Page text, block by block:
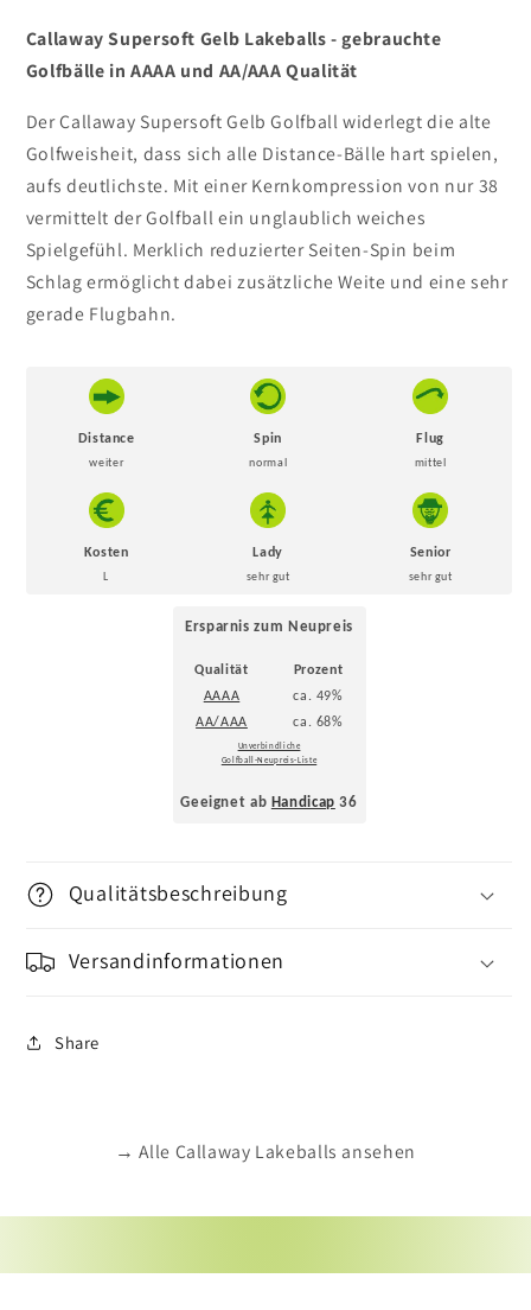
Gelb
-
/
Lakeballs
Gelb
-
/
Lakeballs
Callaway Supersoft Gelb Lakeballs - gebrauchte
Golfbälle in AAAA und AA/AAA Qualität
Der Callaway Supersoft Gelb Golfball widerlegt die alte
Golfweisheit, dass sich alle Distance-Bälle hart spielen,
aufs deutlichste. Mit einer Kernkompression von nur 38
vermittelt der Golfball ein unglaublich weiches
Spielgefühl. Merklich reduzierter Seiten-Spin beim
Schlag ermöglicht dabei zusätzliche Weite und eine sehr
gerade Flugbahn.
Distance Spin Flug
weiter normal mittel
Kosten Lady Senior
L sehr gut sehr gut
Ersparnis zum Neupreis
Qualität
Prozent
AAAA
ca. 49%
AA/AAA
ca. 68%
Unverbindliche
Golfball-Neupreis-Liste
Geeignet ab Handicap 36
Qualitätsbeschreibung
Versandinformationen
Share
→ Alle Callaway Lakeballs ansehen